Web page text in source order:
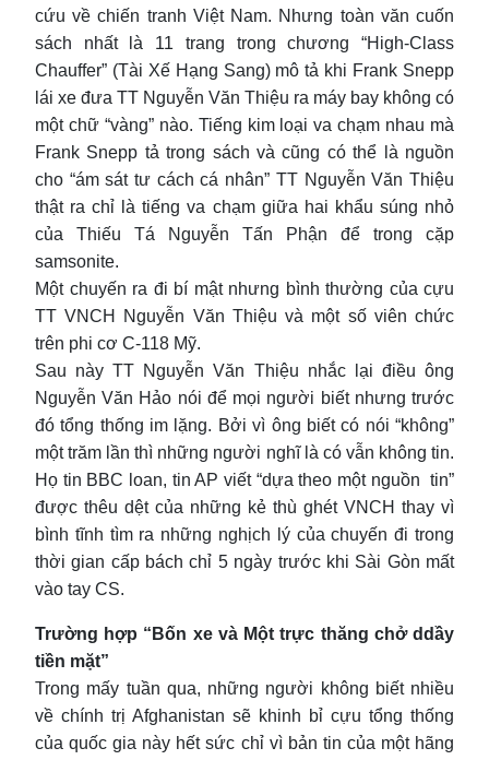
cứu về chiến tranh Việt Nam. Nhưng toàn văn cuốn
sách nhất là 11 trang trong chương “High-Class
Chauffer” (Tài Xế Hạng Sang) mô tả khi Frank Snepp
lái xe đưa TT Nguyễn Văn Thiệu ra máy bay không có
một chữ “vàng” nào. Tiếng kim loại va chạm nhau mà
Frank Snepp tả trong sách và cũng có thể là nguồn
cho “ám sát tư cách cá nhân” TT Nguyễn Văn Thiệu
thật ra chỉ là tiếng va chạm giữa hai khẩu súng nhỏ
của Thiếu Tá Nguyễn Tấn Phận để trong cặp
samsonite.
Một chuyến ra đi bí mật nhưng bình thường của cựu
TT VNCH Nguyễn Văn Thiệu và một số viên chức
trên phi cơ C-118 Mỹ.
Sau này TT Nguyễn Văn Thiệu nhắc lại điều ông
Nguyễn Văn Hảo nói để mọi người biết nhưng trước
đó tổng thống im lặng. Bởi vì ông biết có nói “không”
một trăm lần thì những người nghĩ là có vẫn không tin.
Họ tin BBC loan, tin AP viết “dựa theo một nguồn tin”
được thêu dệt của những kẻ thù ghét VNCH thay vì
bình tĩnh tìm ra những nghịch lý của chuyến đi trong
thời gian cấp bách chỉ 5 ngày trước khi Sài Gòn mất
vào tay CS.
Trường hợp “Bốn xe và Một trực thăng chở ddầy
tiền mặt”
Trong mấy tuần qua, những người không biết nhiều
về chính trị Afghanistan sẽ khinh bỉ cựu tổng thống
của quốc gia này hết sức chỉ vì bản tin của một hãng